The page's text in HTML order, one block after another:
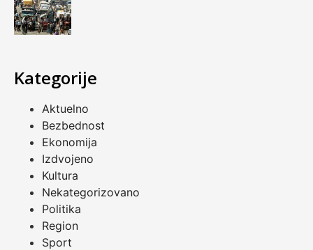
Kategorije
Aktuelno
Bezbednost
Ekonomija
Izdvojeno
Kultura
Nekategorizovano
Politika
Region
Sport